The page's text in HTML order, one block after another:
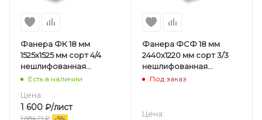
Фанера ФК 18 мм
1525х1525 мм сорт 4/4
нешлифованная
березовая
Есть в наличии
Цена:
1 600 ₽/лист
1 684.21₽
Фанера ФСФ 18 мм
2440х1220 мм сорт 3/3
нешлифованная
хвойная
Под заказ
Цена: